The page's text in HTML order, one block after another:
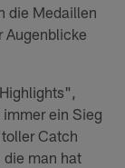
die Medaillen
Augenblicke
ein Sieg
Catch
die man hat